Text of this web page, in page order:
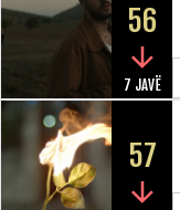
56
7 JAVË
57